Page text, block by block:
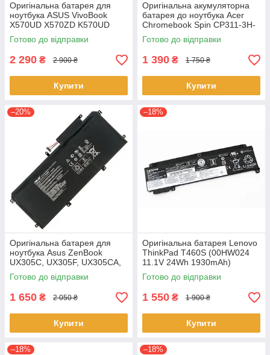
Оригінальна батарея для
ноутбука ASUS VivoBook
X570UD X570ZD K570UD
K570ZD R570UD R570ZD
F570UD - B31N1723
Готово до відправки
2 290 ₴ 2 900 ₴
Купити
Оригінальна акумуляторна
батарея до ноутбука Acer
Chromebook Spin CP311-3H-
K2RJ CP311-2H-C679 CP513-
1HL CP513-1H - AP16L8J
Готово до відправки
1 390 ₴ 1 750 ₴
Купити
–20%
Оригінальна батарея для
ноутбука Asus ZenBook
UX305C, UX305F, UX305CA,
UX305FA - C31N1411 (+11.4 V
45Wh) АКБ
Готово до відправки
1 650 ₴ 2 050 ₴
Купити
–18%
Оригінальна батарея Lenovo
ThinkPad T460S (00HW024
11.1V 24Wh 1930mAh)
Акумулятор, АКБ для
ноутбука
Готово до відправки
1 550 ₴ 1 900 ₴
Купити
–18% –18%